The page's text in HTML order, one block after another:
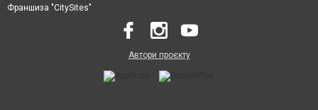
Франшиза "CitySites"
Автори проєкту